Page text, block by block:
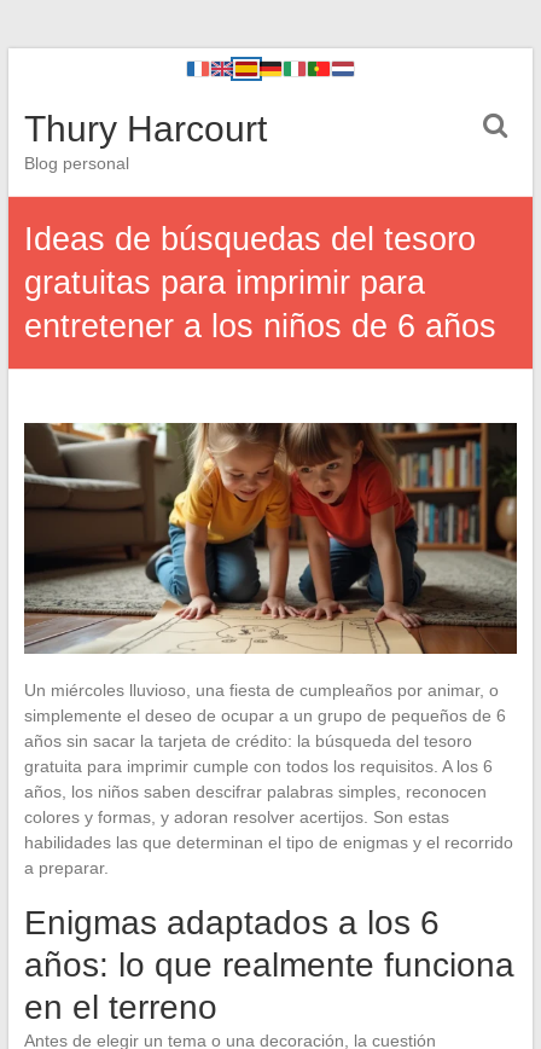
Thury Harcourt
Blog personal
Ideas de búsquedas del tesoro
gratuitas para imprimir para
entretener a los niños de 6 años
Un miércoles lluvioso, una fiesta de cumpleaños por animar, o
simplemente el deseo de ocupar a un grupo de pequeños de 6
años sin sacar la tarjeta de crédito: la búsqueda del tesoro
gratuita para imprimir cumple con todos los requisitos. A los 6
años, los niños saben descifrar palabras simples, reconocen
colores y formas, y adoran resolver acertijos. Son estas
habilidades las que determinan el tipo de enigmas y el recorrido
a preparar.
Enigmas adaptados a los 6
años: lo que realmente funciona
en el terreno
Antes de elegir un tema o una decoración, la cuestión